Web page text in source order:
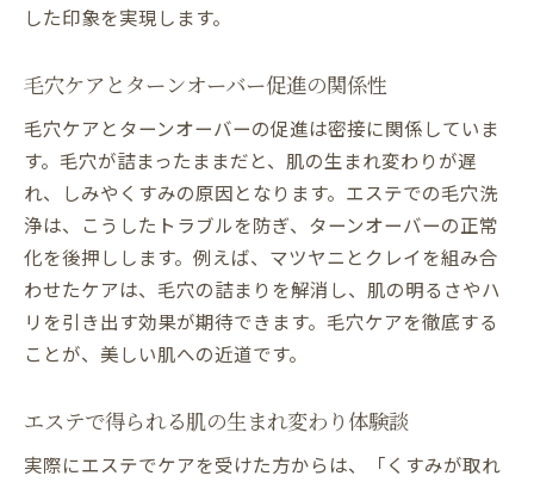
した印象を実現します。
毛穴ケアとターンオーバー促進の関係性
毛穴ケアとターンオーバーの促進は密接に関係していま
す。毛穴が詰まったままだと、肌の生まれ変わりが遅
れ、しみやくすみの原因となります。エステでの毛穴洗
浄は、こうしたトラブルを防ぎ、ターンオーバーの正常
化を後押しします。例えば、マツヤニとクレイを組み合
わせたケアは、毛穴の詰まりを解消し、肌の明るさやハ
リを引き出す効果が期待できます。毛穴ケアを徹底する
ことが、美しい肌への近道です。
エステで得られる肌の生まれ変わり体験談
実際にエステでケアを受けた方からは、「くすみが取れ